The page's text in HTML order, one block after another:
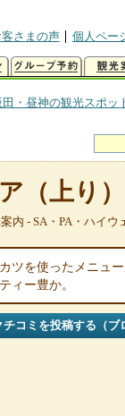
客さまの声
個人ペー
・昼神の観光スポッ
（上り）
内 - SA・PA・ハイウ
ツを使ったメニュ
ィー豊か。
コミを投稿する（ブ